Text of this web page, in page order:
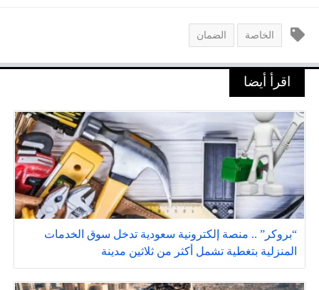
الخاصة الضمان
اقرأ أيضا
“بروكر” .. منصة إلكترونية سعودية تدخل سوق الخدمات
المنزلية بتغطية تشمل أكثر من ثلاثين مدينة